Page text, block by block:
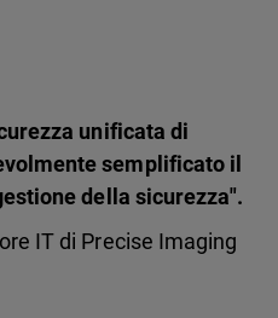
unificata di
semplificato il
della sicurezza".
IT di Precise Imaging